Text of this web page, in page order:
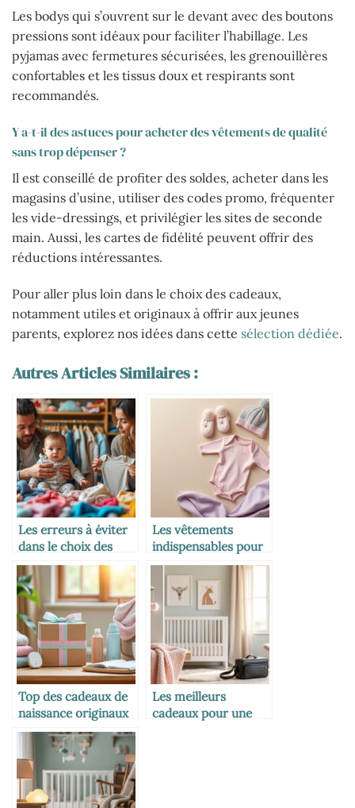
Les bodys qui s’ouvrent sur le devant avec des boutons
pressions sont idéaux pour faciliter l’habillage. Les
pyjamas avec fermetures sécurisées, les grenouillères
confortables et les tissus doux et respirants sont
recommandés.
Y a-t-il des astuces pour acheter des vêtements de qualité
sans trop dépenser ?
Il est conseillé de profiter des soldes, acheter dans les
magasins d’usine, utiliser des codes promo, fréquenter
les vide-dressings, et privilégier les sites de seconde
main. Aussi, les cartes de fidélité peuvent offrir des
réductions intéressantes.
Pour aller plus loin dans le choix des cadeaux,
notamment utiles et originaux à offrir aux jeunes
parents, explorez nos idées dans cette sélection dédiée.
Autres Articles Similaires :
Les erreurs à éviter
dans le choix des
habits bébé
Les vêtements
indispensables pour
un nouveau-né
Top des cadeaux de
naissance originaux
et utiles
Les meilleurs
cadeaux pour une